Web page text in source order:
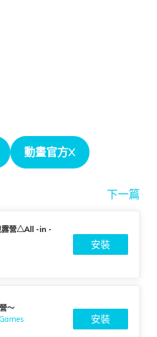
動畫官方X
下一篇
露營△All -in -
安裝
～
安裝